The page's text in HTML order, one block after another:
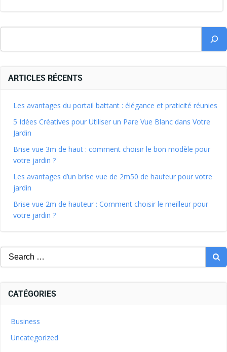
ARTICLES RÉCENTS
Les avantages du portail battant : élégance et praticité réunies
5 Idées Créatives pour Utiliser un Pare Vue Blanc dans Votre
Jardin
Brise vue 3m de haut : comment choisir le bon modèle pour
votre jardin ?
Les avantages d’un brise vue de 2m50 de hauteur pour votre
jardin
Brise vue 2m de hauteur : Comment choisir le meilleur pour
votre jardin ?
CATÉGORIES
Business
Uncategorized